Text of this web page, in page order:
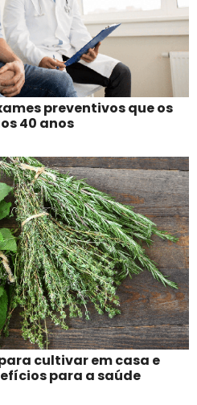
preventivos que os
40 anos
cultivar em casa e
para a saúde